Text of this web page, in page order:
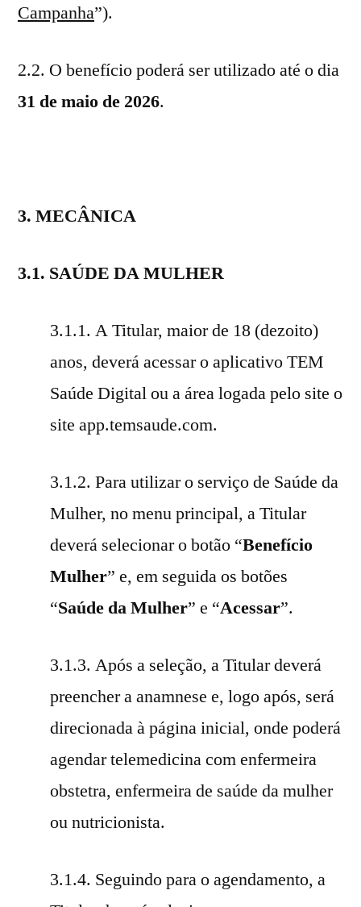
Campanha”).
2.2. O benefício poderá ser utilizado até o dia
31 de maio de 2026.
3. MECÂNICA
3.1. SAÚDE DA MULHER
3.1.1. A Titular, maior de 18 (dezoito)
anos, deverá acessar o aplicativo TEM
Saúde Digital ou a área logada pelo site o
site app.temsaude.com.
3.1.2. Para utilizar o serviço de Saúde da
Mulher, no menu principal, a Titular
deverá selecionar o botão “Benefício
Mulher” e, em seguida os botões
“Saúde da Mulher” e “Acessar”.
3.1.3. Após a seleção, a Titular deverá
preencher a anamnese e, logo após, será
direcionada à página inicial, onde poderá
agendar telemedicina com enfermeira
obstetra, enfermeira de saúde da mulher
ou nutricionista.
3.1.4. Seguindo para o agendamento, a